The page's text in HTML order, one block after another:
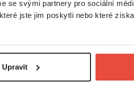
se svými partnery pro sociální
jste jim poskytli nebo které
Upravit